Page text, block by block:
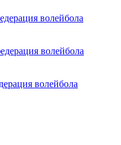
волейбола
волейбола
волейбола